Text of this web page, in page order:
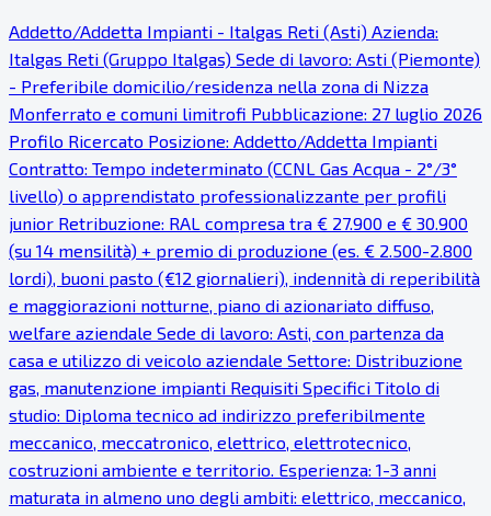
Addetto/Addetta Impianti - Italgas Reti (Asti) Azienda:
Italgas Reti (Gruppo Italgas) Sede di lavoro: Asti (Piemonte)
- Preferibile domicilio/residenza nella zona di Nizza
Monferrato e comuni limitrofi Pubblicazione: 27 luglio 2026
Profilo Ricercato Posizione: Addetto/Addetta Impianti
Contratto: Tempo indeterminato (CCNL Gas Acqua - 2°/3°
livello) o apprendistato professionalizzante per profili
junior Retribuzione: RAL compresa tra € 27.900 e € 30.900
(su 14 mensilità) + premio di produzione (es. € 2.500-2.800
lordi), buoni pasto (€12 giornalieri), indennità di reperibilità
e maggiorazioni notturne, piano di azionariato diffuso,
welfare aziendale Sede di lavoro: Asti, con partenza da
casa e utilizzo di veicolo aziendale Settore: Distribuzione
gas, manutenzione impianti Requisiti Specifici Titolo di
studio: Diploma tecnico ad indirizzo preferibilmente
meccanico, meccatronico, elettrico, elettrotecnico,
costruzioni ambiente e territorio. Esperienza: 1-3 anni
maturata in almeno uno degli ambiti: elettrico, meccanico,